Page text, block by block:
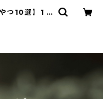
つ10選】1 |